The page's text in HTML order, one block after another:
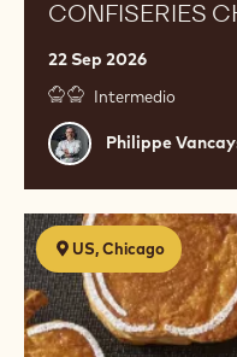
CONFISERIES
22 Sep 2026
Intermedio
Philippe
Vancayseele
Philippe
US, Chicago
Modern
French
Viennoiserie